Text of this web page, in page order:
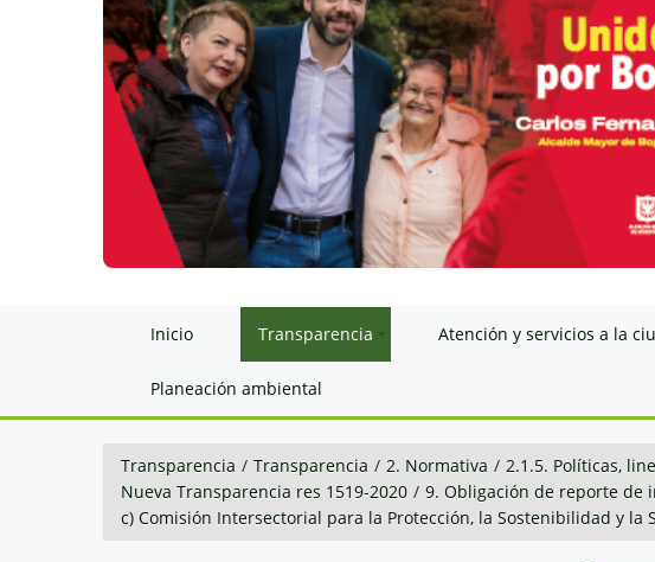
Inicio Transparencia Atención y servicios a la
Planeación ambiental
Transparencia / Transparencia / 2. Normativa / 2.1.5. Políticas,
Nueva Transparencia res 1519-2020 / 9. Obligación de reporte de
c) Comisión Intersectorial para la Protección, la Sostenibilidad y la